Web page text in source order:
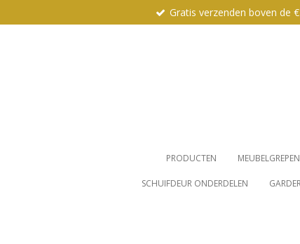
direct
Gratis verzenden boven de
PRODUCTEN MEUBELGREPEN
SCHUIFDEUR ONDERDELEN